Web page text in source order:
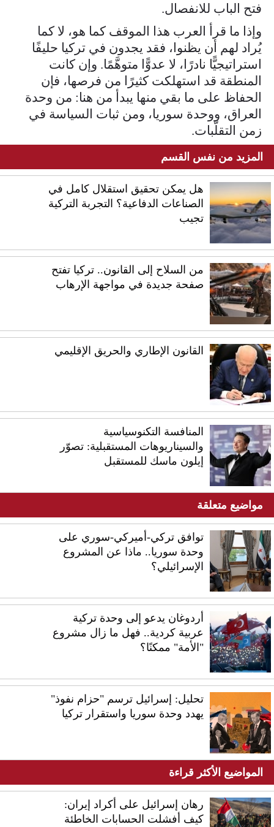
فتح الباب للانفصال.
وإذا ما قرأ العرب هذا الموقف كما هو، لا كما
يُراد لهم أن يظنوا، فقد يجدون في تركيا حليفًا
استراتيجيًّا نادرًا، لا عدوًّا متوهَّمًا. وإن كانت
المنطقة قد استهلكت كثيرًا من فرصها، فإن
الحفاظ على ما بقي منها يبدأ من هنا: من وحدة
العراق، ووحدة سوريا، ومن ثبات السياسة في
زمن التقلّبات.
المزيد من نفس القسم
هل يمكن تحقيق استقلال كامل في
الصناعات الدفاعية؟ التجربة التركية
تجيب
من السلاح إلى القانون.. تركيا تفتح
صفحة جديدة في مواجهة الإرهاب
القانون الإطاري والحريق الإقليمي
المنافسة التكنوسياسية
والسيناريوهات المستقبلية: تصوّر
إيلون ماسك للمستقبل
مواضيع متعلقة
توافق تركي-أميركي-سوري على
وحدة سوريا.. ماذا عن المشروع
الإسرائيلي؟
أردوغان يدعو إلى وحدة تركية
عربية كردية.. فهل ما زال مشروع
"الأمة" ممكنًا؟
تحليل: إسرائيل ترسم "حزام نفوذ"
يهدد وحدة سوريا واستقرار تركيا
المواضيع الأكثر قراءة
رهان إسرائيل على أكراد إيران:
كيف أفشلت الحسابات الخاطئة